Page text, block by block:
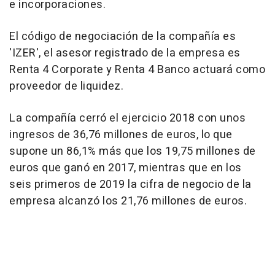
e incorporaciones.
El código de negociación de la compañía es
'IZER', el asesor registrado de la empresa es
Renta 4 Corporate y Renta 4 Banco actuará como
proveedor de liquidez.
La compañía cerró el ejercicio 2018 con unos
ingresos de 36,76 millones de euros, lo que
supone un 86,1% más que los 19,75 millones de
euros que ganó en 2017, mientras que en los
seis primeros de 2019 la cifra de negocio de la
empresa alcanzó los 21,76 millones de euros.